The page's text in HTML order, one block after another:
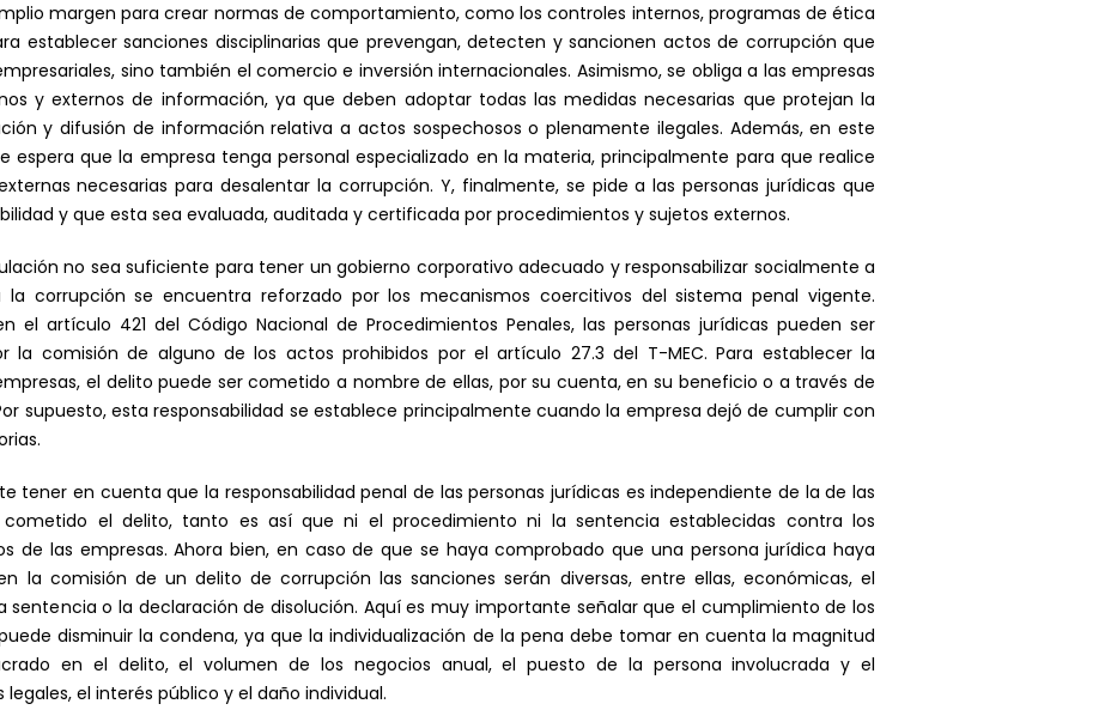
margen para crear normas de comportamiento, como los controles internos, programas de ética
establecer sanciones disciplinarias que prevengan, detecten y sancionen actos de corrupción que
sino también el comercio e inversión internacionales. Asimismo, se obliga a las empresas
y externos de información, ya que deben adoptar todas las medidas necesarias que protejan la
y difusión de información relativa a actos sospechosos o plenamente ilegales. Además, en este
espera que la empresa tenga personal especializado en la materia, principalmente para que realice
necesarias para desalentar la corrupción. Y, finalmente, se pide a las personas jurídicas que
y que esta sea evaluada, auditada y certificada por procedimientos y sujetos externos.
no sea suficiente para tener un gobierno corporativo adecuado y responsabilizar socialmente a
corrupción se encuentra reforzado por los mecanismos coercitivos del sistema penal vigente.
el artículo 421 del Código Nacional de Procedimientos Penales, las personas jurídicas pueden ser
la comisión de alguno de los actos prohibidos por el artículo 27.3 del T-MEC. Para establecer la
el delito puede ser cometido a nombre de ellas, por su cuenta, en su beneficio o a través de
supuesto, esta responsabilidad se establece principalmente cuando la empresa dejó de cumplir con
tener en cuenta que la responsabilidad penal de las personas jurídicas es independiente de la de las
el delito, tanto es así que ni el procedimiento ni la sentencia establecidas contra los
de las empresas. Ahora bien, en caso de que se haya comprobado que una persona jurídica haya
la comisión de un delito de corrupción las sanciones serán diversas, entre ellas, económicas, el
sentencia o la declaración de disolución. Aquí es muy importante señalar que el cumplimiento de los
disminuir la condena, ya que la individualización de la pena debe tomar en cuenta la magnitud
en el delito, el volumen de los negocios anual, el puesto de la persona involucrada y el
el interés público y el daño individual.